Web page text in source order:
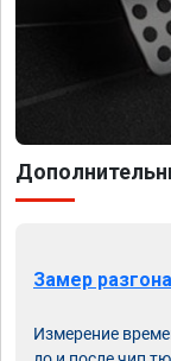
Замер разгона
Измерение